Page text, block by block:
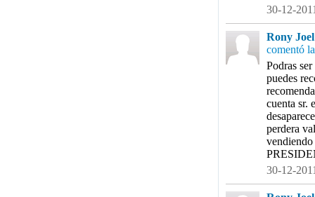
30-12-
Rony
comentó
Podras
puedes
cuenta sr.
perdera
30-12-